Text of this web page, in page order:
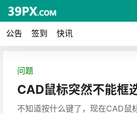
公告 签到 快讯
问题
CAD鼠标突然不能框
不知道按什么键了，现在CAD鼠